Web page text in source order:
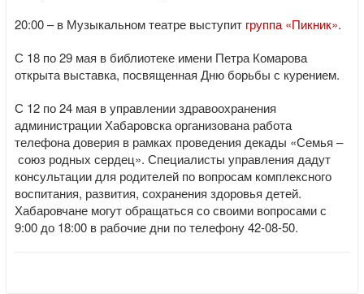
20:00 – в Музыкальном театре выступит группа «Пикник».
С 18 по 29 мая в библиотеке имени Петра Комарова
открыта выставка, посвященная Дню борьбы с курением.
С 12 по 24 мая в управлении здравоохранения
администрации Хабаровска организована работа
телефона доверия в рамках проведения декады «Семья –
союз родных сердец». Специалисты управления дадут
консультации для родителей по вопросам комплексного
воспитания, развития, сохранения здоровья детей.
Хабаровчане могут обращаться со своими вопросами с
9:00 до 18:00 в рабочие дни по телефону 42-08-50.